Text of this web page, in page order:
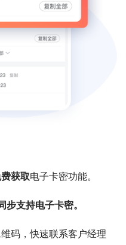
获取电子卡密功能。
步支持电子卡密。
码，快速联系客户经理